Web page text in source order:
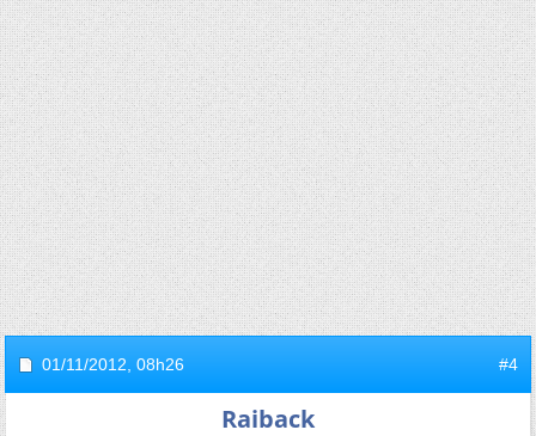
01/11/2012, 08h26 #4
Raiback